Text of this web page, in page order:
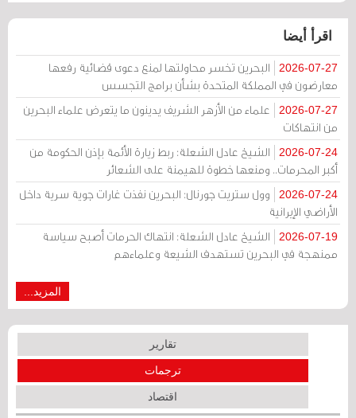
اقرأ أيضا
2026-07-27
البحرين تخسر محاولتها لمنع دعوى قضائية رفعها
معارضون في المملكة المتحدة بشأن برامج التجسس
2026-07-27
علماء من الأزهر الشريف يدينون ما يتعرض علماء البحرين
من انتهاكات
2026-07-24
الشيخ عادل الشعلة: ربط زيارة الأئمة بإذن الحكومة من
أكبر المحرمات.. ومنعها خطوة للهيمنة على الشعائر
2026-07-24
وول ستريت جورنال: البحرين نفذت غارات جوية سرية داخل
الأراضي الإيرانية
2026-07-19
الشيخ عادل الشعلة: انتهاك الحرمات أصبح سياسة
ممنهجة في البحرين تستهدف الشيعة وعلماءهم
المزيد...
تقارير
ترجمات
اقتصاد